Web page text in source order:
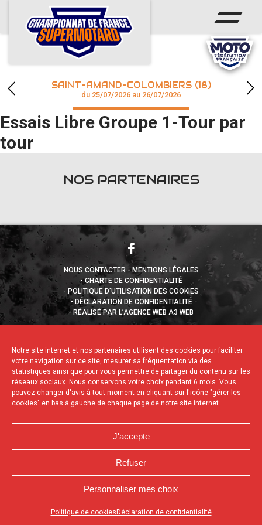
Notre site internet et nos partenaires utilisent des cookies pour faciliter
votre navigation sur ce site, mesurer sa fréquentation via des
statistiques ainsi que pour vous permettre de partager du contenu sur les
réseaux sociaux. Nous conservons votre choix pendant 6 mois. Vous
pouvez changer d'avis à tout moment en cliquant sur l'icône "gérer les
cookies" en bas à gauche de chaque page de notre site internet.
J'accepte
Refuser
Personnaliser mes choix
Politique de cookies Déclaration de confidentialité
Appuyez sur le bouton partager en bas de votre
ACCUEIL
ACTUS
CALENDRIER
CHAMPIONNAT
RÉSULTATS
PHOTOS / WEB TV
SAINT-AMAND-COLOMBIERS (18)
du 25/07/2026 au 26/07/2026
Essais Libre Groupe 1-Tour par
tour
NOS PARTENAIRES
NOUS CONTACTER
MENTIONS LÉGALES
CHARTE DE CONFIDENTIALITÉ
POLITIQUE D’UTILISATION DES COOKIES
DÉCLARATION DE CONFIDENTIALITÉ
RÉALISÉ PAR L’AGENCE WEB A3 WEB